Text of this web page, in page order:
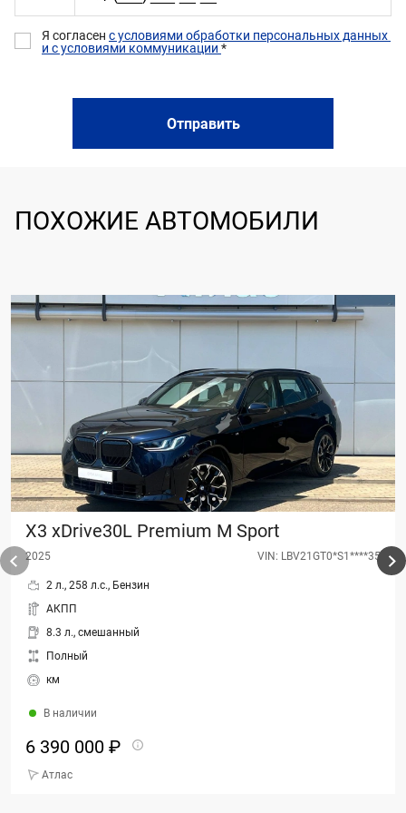
Я согласен с условиями обработки персональных данных
и с условиями коммуникации *
Отправить
ПОХОЖИЕ АВТОМОБИЛИ
X3 xDrive30L Premium M Sport
2025 VIN: LBV21GT0*S1****35
2 л., 258 л.с., Бензин
АКПП
8.3 л., смешанный
Полный
км
В наличии
6 390 000 ₽
Атлас